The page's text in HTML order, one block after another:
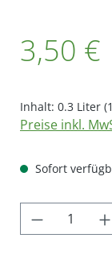
3,50 €
Inhalt: 0.3 Liter
Preise inkl.
Sofort
Produkt